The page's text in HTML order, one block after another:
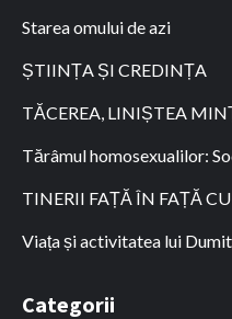
Starea omului de azi
ȘTIINȚA ȘI CREDINȚA
TĂCEREA, LINIȘTEA
Tărâmul homosexualilor:
TINERII FAȚĂ ÎN FAȚĂ
Viața și activitatea lui
Categorii